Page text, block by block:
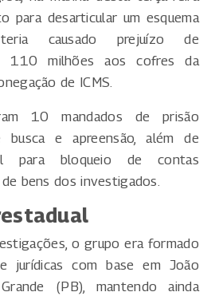
para desarticular um esquema
causado prejuízo de
110 milhões aos cofres da
de ICMS.
10 mandados de prisão
e apreensão, além de
para bloqueio de contas
bens dos investigados.
o grupo era formado
jurídicas com base em João
(PB), mantendo ainda